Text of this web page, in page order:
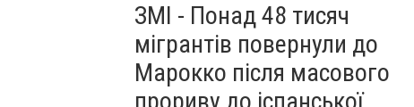
ЗМІ - Понад 48 тисяч
мігрантів повернули до
Марокко після масового